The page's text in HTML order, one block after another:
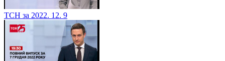
ТСН за 2022. 12. 9